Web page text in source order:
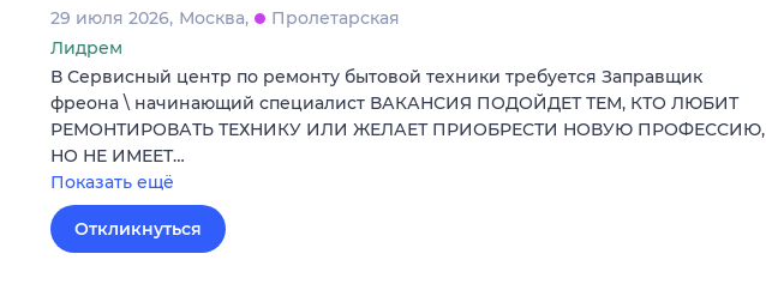
29 июля 2026 Москва
Пролетарская
Лидрем
В Сервисный центр по ремонту бытовой техники требуется Заправщик
фреона \ начинающий специалист ВАКАНСИЯ ПОДОЙДЕТ ТЕМ, КТО ЛЮБИТ
РЕМОНТИРОВАТЬ ТЕХНИКУ ИЛИ ЖЕЛАЕТ ПРИОБРЕСТИ НОВУЮ ПРОФЕССИЮ,
НО НЕ ИМЕЕТ…
Показать ещё
Откликнуться